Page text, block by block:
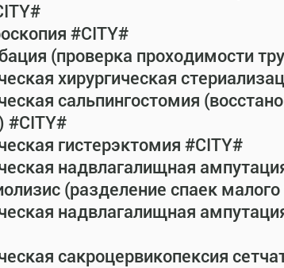
#CITY#
(проверка проходимости
хирургическая
сальпингостомия
#CITY#
гистерэктомия #CITY#
надвлагалищная
(разделение спаек
надвлагалищная
сакроцервикопексия